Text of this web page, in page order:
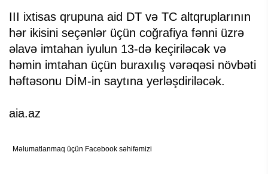
III ixtisas qrupuna aid DT və TC altqruplarının
hər ikisini seçənlər üçün coğrafiya fənni üzrə
əlavə imtahan iyulun 13-də keçiriləcək və
həmin imtahan üçün buraxılış vərəqəsi növbəti
həftəsonu DİM-in saytına yerləşdiriləcək.
aia.az
Məlumatlanmaq üçün Facebook səhifəmizi